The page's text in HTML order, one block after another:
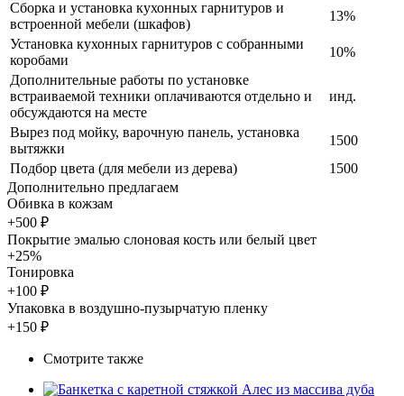
Сборка и установка кухонных гарнитуров и
встроенной мебели (шкафов)
13%
Установка кухонных гарнитуров с собранными
коробами
10%
Дополнительные работы по установке
встраиваемой техники оплачиваются отдельно и
обсуждаются на месте
инд.
Вырез под мойку, варочную панель, установка
вытяжки
1500
Подбор цвета (для мебели из дерева)
1500
Дополнительно предлагаем
Обивка в кожзам
+500 ₽
Покрытие эмалью слоновая кость или белый цвет
+25%
Тонировка
+100 ₽
Упаковка в воздушно-пузырчатую пленку
+150 ₽
Смотрите также